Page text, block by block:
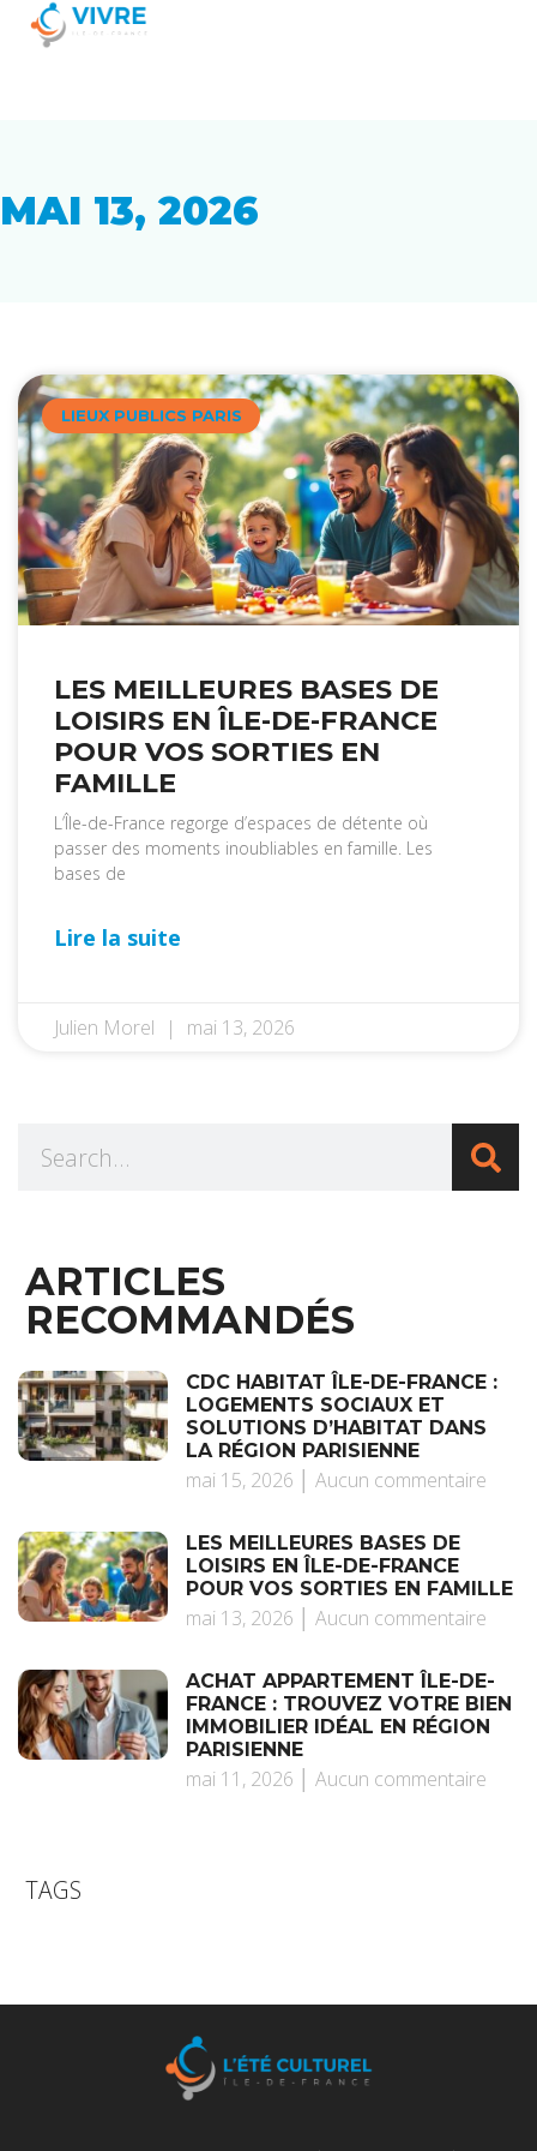
MAI 13, 2026
LIEUX PUBLICS PARIS
LES MEILLEURES BASES DE
LOISIRS EN ÎLE-DE-FRANCE
POUR VOS SORTIES EN
FAMILLE
L’Île-de-France regorge d’espaces de détente où
passer des moments inoubliables en famille. Les
bases de
Lire la suite
Julien Morel mai 13, 2026
ARTICLES
RECOMMANDÉS
CDC HABITAT ÎLE-DE-FRANCE :
LOGEMENTS SOCIAUX ET
SOLUTIONS D’HABITAT DANS
LA RÉGION PARISIENNE
mai 15, 2026 Aucun commentaire
LES MEILLEURES BASES DE
LOISIRS EN ÎLE-DE-FRANCE
POUR VOS SORTIES EN FAMILLE
mai 13, 2026 Aucun commentaire
ACHAT APPARTEMENT ÎLE-DE-
FRANCE : TROUVEZ VOTRE BIEN
IMMOBILIER IDÉAL EN RÉGION
PARISIENNE
mai 11, 2026 Aucun commentaire
TAGS